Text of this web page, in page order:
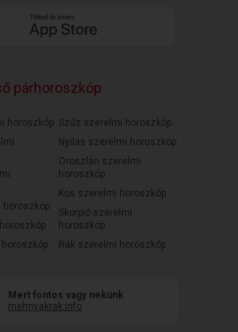
párhoroszkóp
horoszkóp
horoszkóp
Szűz szerelmi horoszkóp
Nyilas szerelmi horoszkóp
Oroszlán szerelmi
horoszkóp
Kos szerelmi horoszkóp
Skorpió szerelmi
horoszkóp
Rák szerelmi horoszkóp
Mert fontos vagy nekünk
mehnyakrak.info